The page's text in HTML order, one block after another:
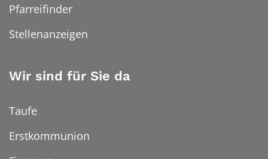
Pfarreifinder
Stellenanzeigen
Wir sind für Sie da
Taufe
Erstkommunion